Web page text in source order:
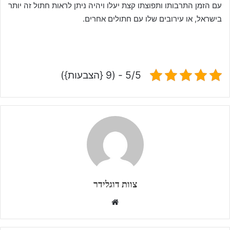
עם הזמן התרבותו ותפוצתו קצת יעלו ויהיה ניתן לראות חתול זה יותר
בישראל, או עירובים שלו עם חתולים אחרים.
5/5 - (9 {הצבעות})
צוות דוגלידר
b